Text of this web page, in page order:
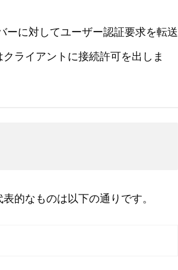
ーに対してユーザー認証要求を転送
ライアントに接続許可を出しま
的なものは以下の通りです。